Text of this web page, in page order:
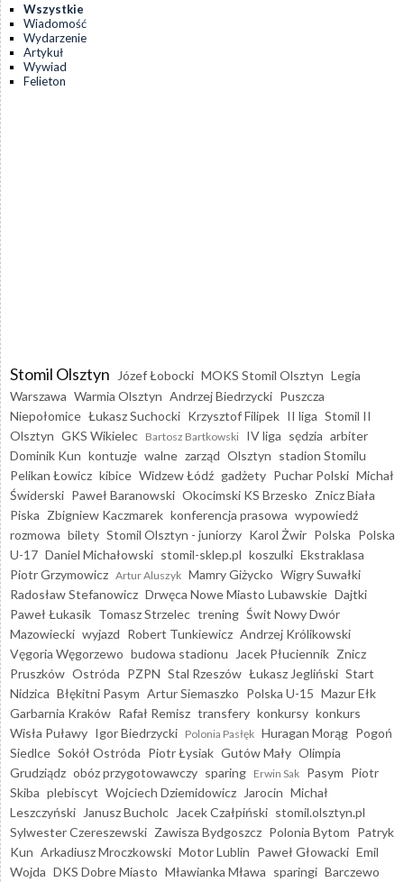
Wszystkie
Wiadomość
Wydarzenie
Artykuł
Wywiad
Felieton
Stomil Olsztyn Józef Łobocki MOKS Stomil Olsztyn Legia
Warszawa Warmia Olsztyn Andrzej Biedrzycki Puszcza
Niepołomice Łukasz Suchocki Krzysztof Filipek II liga Stomil II
Olsztyn GKS Wikielec Bartosz Bartkowski IV liga sędzia arbiter
Dominik Kun kontuzje walne zarząd Olsztyn stadion Stomilu
Pelikan Łowicz kibice Widzew Łódź gadżety Puchar Polski Michał
Świderski Paweł Baranowski Okocimski KS Brzesko Znicz Biała
Piska Zbigniew Kaczmarek konferencja prasowa wypowiedź
rozmowa bilety Stomil Olsztyn - juniorzy Karol Żwir Polska Polska
U-17 Daniel Michałowski stomil-sklep.pl koszulki Ekstraklasa
Piotr Grzymowicz Artur Aluszyk Mamry Giżycko Wigry Suwałki
Radosław Stefanowicz Drwęca Nowe Miasto Lubawskie Dajtki
Paweł Łukasik Tomasz Strzelec trening Świt Nowy Dwór
Mazowiecki wyjazd Robert Tunkiewicz Andrzej Królikowski
Vęgoria Węgorzewo budowa stadionu Jacek Płuciennik Znicz
Pruszków Ostróda PZPN Stal Rzeszów Łukasz Jegliński Start
Nidzica Błękitni Pasym Artur Siemaszko Polska U-15 Mazur Ełk
Garbarnia Kraków Rafał Remisz transfery konkursy konkurs
Wisła Puławy Igor Biedrzycki Polonia Pasłęk Huragan Morąg Pogoń
Siedlce Sokół Ostróda Piotr Łysiak Gutów Mały Olimpia
Grudziądz obóz przygotowawczy sparing Erwin Sak Pasym Piotr
Skiba plebiscyt Wojciech Dziemidowicz Jarocin Michał
Leszczyński
Janusz Bucholc Jacek Czałpiński stomil.olsztyn.pl
Sylwester Czereszewski Zawisza Bydgoszcz Polonia Bytom Patryk
Kun Arkadiusz Mroczkowski Motor Lublin Paweł Głowacki Emil
Wojda DKS Dobre Miasto Mławianka Mława sparingi Barczewo